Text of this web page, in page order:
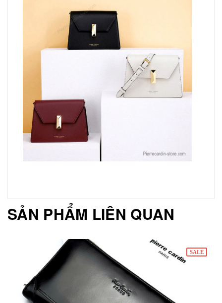
SẢN PHẨM LIÊN QUAN
SALE